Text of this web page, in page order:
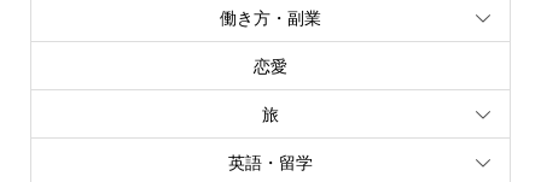
働き方・副業
恋愛
旅
英語・留学